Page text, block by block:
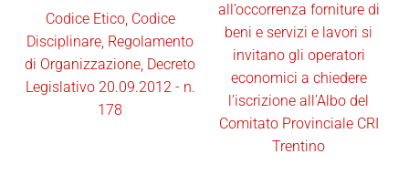
Codice Etico, Codice
Disciplinare, Regolamento
di Organizzazione, Decreto
Legislativo 20.09.2012 - n.
178
all’occorrenza forniture di
beni e servizi e lavori si
invitano gli operatori
economici a chiedere
l’iscrizione all’Albo del
Comitato Provinciale CRI
Trentino